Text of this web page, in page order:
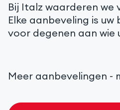
Bij Italz waarderen we
Elke aanbeveling is
voor degenen aan wie
Meer aanbevelingen -